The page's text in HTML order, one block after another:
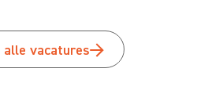
alle vacatures